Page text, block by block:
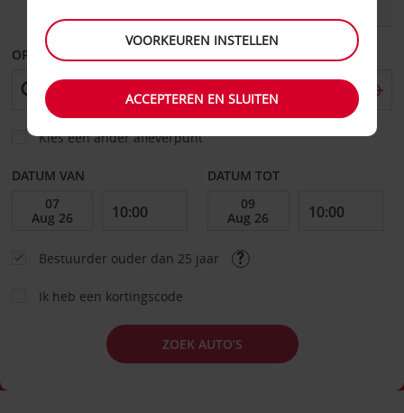
OPHALEN OP
Kies een ander afleverpunt
DATUM VAN DATUM TOT
Bestuurder ouder dan 25 jaar
Ik heb een kortingscode
ZOEK AUTO’S
VOORKEUREN INSTELLEN
ACCEPTEREN EN SLUITEN